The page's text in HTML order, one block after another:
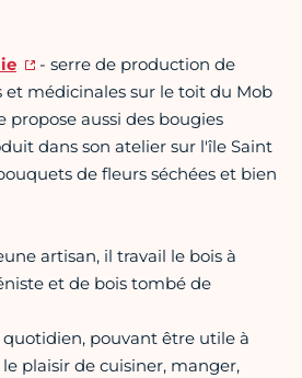
- serre de production de
médicinales sur le toit du Mob
propose aussi des bougies
dans son atelier sur l'île Saint
de fleurs séchées et bien
artisan, il travail le bois à
et de bois tombé de
quotidien, pouvant être utile à
plaisir de cuisiner, manger,